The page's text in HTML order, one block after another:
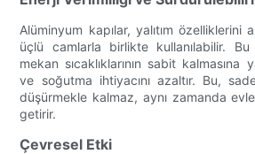
Alüminyum kapılar, yalıtım özelliklerini
üçlü camlarla birlikte kullanılabilir.
mekan sıcaklıklarının sabit kalmasına
ve soğutma ihtiyacını azaltır. Bu,
düşürmekle kalmaz, aynı zamanda
getirir.
Çevresel Etki